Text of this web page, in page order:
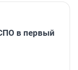
в первый